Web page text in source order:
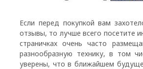
Если перед покупкой вам
отзывы, то лучше всего посетите
страничках очень часто
разнообразную технику, в том
уверены, что в ближайшем